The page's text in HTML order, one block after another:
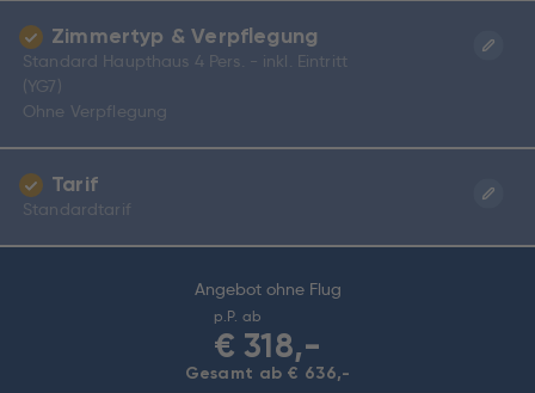
Angebot ohne Flug
p.P. ab
€ 318,-
Gesamt ab € 636,-
Zimmertyp & Verpflegung
Standard Haupthaus 4 Pers. - inkl. Eintritt
(YG7)
Ohne Verpflegung
Tarif
Standardtarif